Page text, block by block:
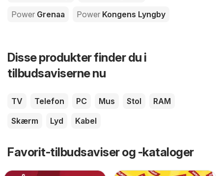
Power Grenaa Power Kongens Lyngby
Disse produkter finder du i
tilbudsaviserne nu
TV Telefon PC Mus Stol
RAM
Skærm
Lyd Kabel
Favorit-tilbudsaviser og -kataloger